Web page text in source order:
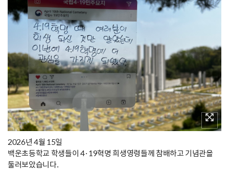
2026년 4월 15일
백운초등학교 학생들이 4·19혁명 희생영령들께 참배하고 기념관을
둘러보았습니다.